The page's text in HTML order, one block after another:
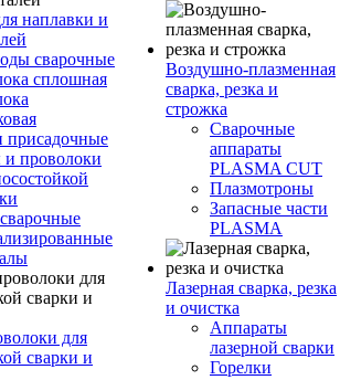
наплавки и
сварочные
сплошная
присадочные
проволоки
для
сварки и
Воздушно-плазменная
сварка, резка и
строжка
Сварочные
аппараты
PLASMA CUT
Плазмотроны
Запасные части
PLASMA
Лазерная сварка, резка
и очистка
Аппараты
лазерной сварки
Горелки